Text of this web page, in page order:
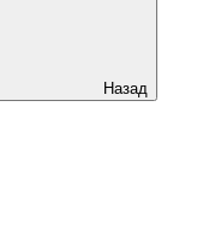
Назад